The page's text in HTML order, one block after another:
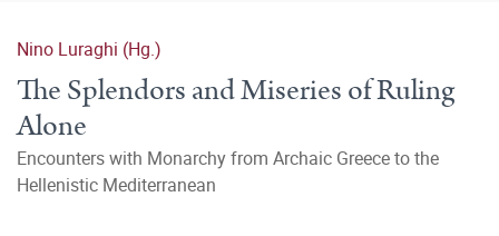
Nino Luraghi (Hg.)
The Splendors and Miseries of Ruling
Alone
Encounters with Monarchy from Archaic Greece to the
Hellenistic Mediterranean